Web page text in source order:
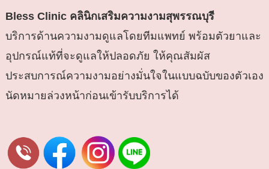
Bless Clinic คลินิกเสริมความงามสุพรรณบุรี
บริการด้านความงามดูแลโดยทีมแพทย์ พร้อมตัวยาและ
อุปกรณ์แท้ที่จะดูแลให้ปลอดภัย ให้คุณสัมผัส
ประสบการณ์ความงามอย่างมั่นใจในแบบฉบับของตัวเอง
นัดหมายล่วงหน้าก่อนเข้ารับบริการได้